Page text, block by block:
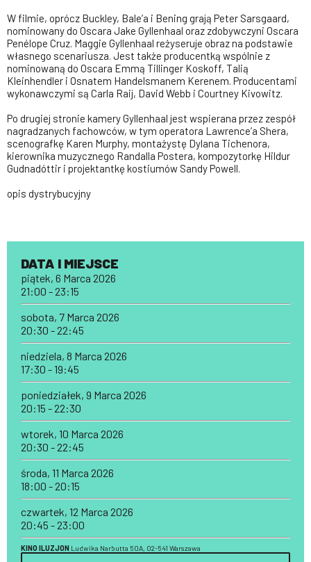
W filmie, oprócz Buckley, Bale’a i Bening grają Peter Sarsgaard,
nominowany do Oscara Jake Gyllenhaal oraz zdobywczyni Oscara
Penélope Cruz. Maggie Gyllenhaal reżyseruje obraz na podstawie
własnego scenariusza. Jest także producentką wspólnie z
nominowaną do Oscara Emmą Tillinger Koskoff, Talią
Kleinhendler i Osnatem Handelsmanem Kerenem. Producentami
wykonawczymi są Carla Raij, David Webb i Courtney Kivowitz.
Po drugiej stronie kamery Gyllenhaal jest wspierana przez zespół
nagradzanych fachowców, w tym operatora Lawrence’a Shera,
scenografkę Karen Murphy, montażystę Dylana Tichenora,
kierownika muzycznego Randalla Postera, kompozytorkę Hildur
Gudnadóttir i projektantkę kostiumów Sandy Powell.
opis dystrybucyjny
DATA I MIEJSCE
piątek, 6 Marca 2026
21:00 - 23:15
sobota, 7 Marca 2026
20:30 - 22:45
niedziela, 8 Marca 2026
17:30 - 19:45
poniedziałek, 9 Marca 2026
20:15 - 22:30
wtorek, 10 Marca 2026
20:30 - 22:45
środa, 11 Marca 2026
18:00 - 20:15
czwartek, 12 Marca 2026
20:45 - 23:00
KINO ILUZJON Ludwika Narbutta 50A, 02-541 Warszawa